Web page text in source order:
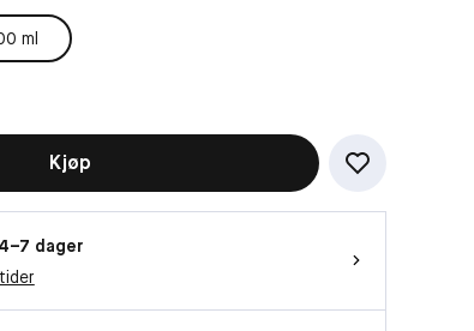
Vil du se videoen?
ml
Kjøp
dager